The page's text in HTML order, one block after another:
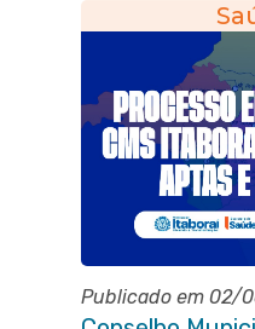
Publicado em 02/